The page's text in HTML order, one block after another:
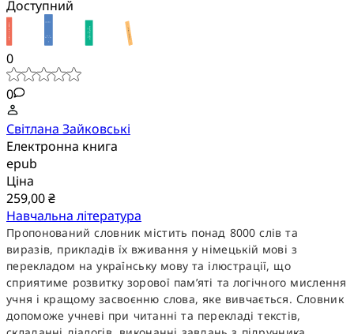
Доступний
0
0
Світлана Зайковські
Електронна книга
epub
Ціна
259,00 ₴
Навчальна література
Пропонований словник містить понад 8000 слів та
виразів, прикладів їх вживання у німецькій мові з
перекладом на українську мову та ілюстрації, що
сприятиме розвитку зорової пам’яті та логічного мислення
учня і кращому засвоєнню слова, яке вивчається. Словник
допоможе учневі при читанні та перекладі текстів,